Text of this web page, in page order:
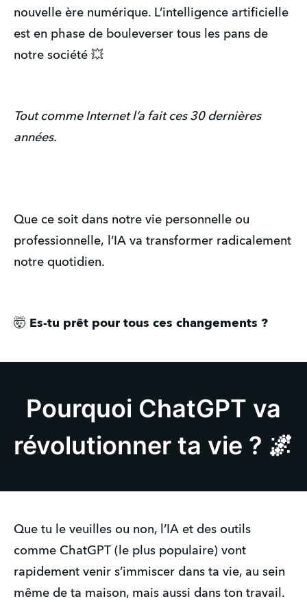
nouvelle ère numérique. L’intelligence artificielle
est en phase de bouleverser tous les pans de
notre société 💥
Tout comme Internet l’a fait ces 30 dernières
années.
Que ce soit dans notre vie personnelle ou
professionnelle,
l’IA va transformer radicalement
notre quotidien.
🤯 Es-tu prêt pour tous ces changements ?
Pourquoi ChatGPT va
révolutionner ta vie ? 🌌
Que tu le veuilles ou non, l’IA et des outils
comme ChatGPT (le plus populaire) vont
rapidement venir s’immiscer dans ta vie, au sein
même de ta maison, mais aussi dans ton travail.